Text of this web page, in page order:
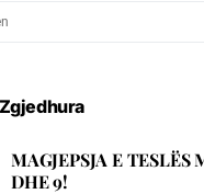
MAGJEPSJA E TESLËS
DHE 9!